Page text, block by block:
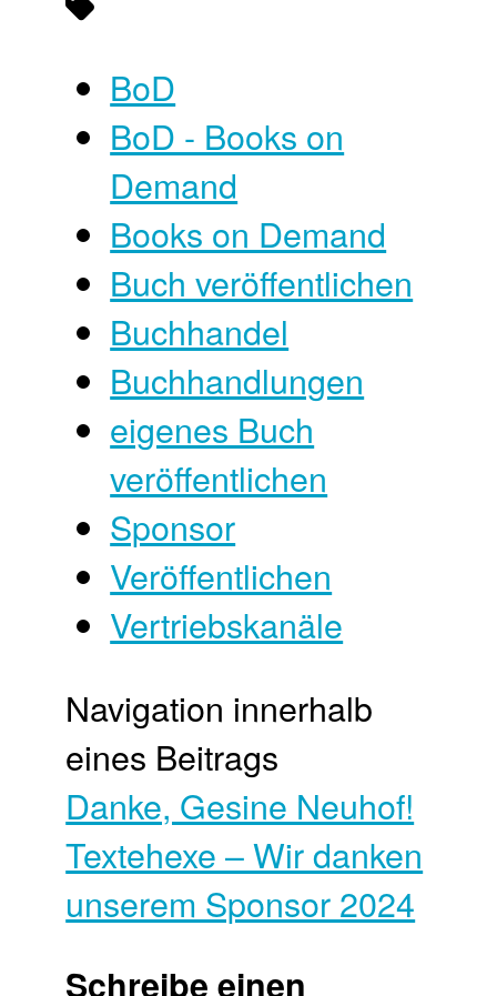
BoD
BoD - Books on
Demand
Books on Demand
Buch veröffentlichen
Buchhandel
Buchhandlungen
eigenes Buch
veröffentlichen
Sponsor
Veröffentlichen
Vertriebskanäle
Navigation innerhalb
eines Beitrags
Danke, Gesine Neuhof!
Textehexe – Wir danken
unserem Sponsor 2024
Schreibe einen